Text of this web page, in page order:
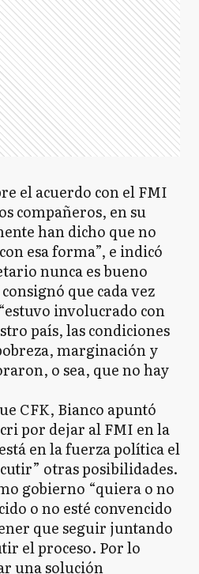
el acuerdo con el FMI
compañeros, en su
han dicho que no
esa forma”, e indicó
nunca es bueno
que cada vez
involucrado con
país, las condiciones
marginación y
o sea, que no hay
CFK, Bianco apuntó
por dejar al FMI en la
en la fuerza política el
otras posibilidades.
gobierno “quiera o no
o no esté convencido
que seguir juntando
el proceso. Por lo
una solución